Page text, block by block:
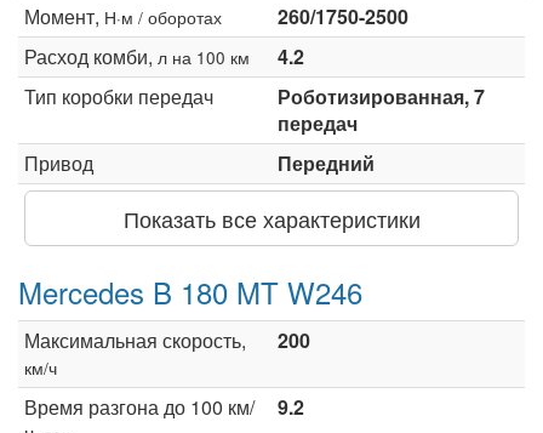
Момент, Н·м / оборотах
260/1750-2500
Расход комби, л на 100 км
4.2
Тип коробки передач
Роботизированная, 7
передач
Привод
Передний
Показать все характеристики
Mercedes B 180 MT W246
Максимальная скорость,
км/ч
200
Время разгона до 100 км/
9.2